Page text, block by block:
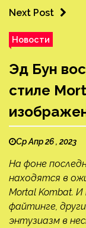
Next Post
Новости
Эд Бун
стиле
Ср Апр 26 , 2023
На фоне
находятся в
Mortal Kombat.
файтинге,
энтузиазм в